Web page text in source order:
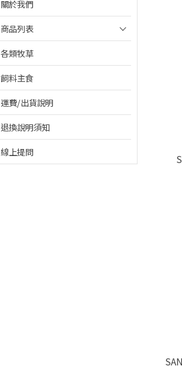
關於我們
商品列表
各類牧草
飼料主食
運費/出貨說明
退換說明須知
線上提問